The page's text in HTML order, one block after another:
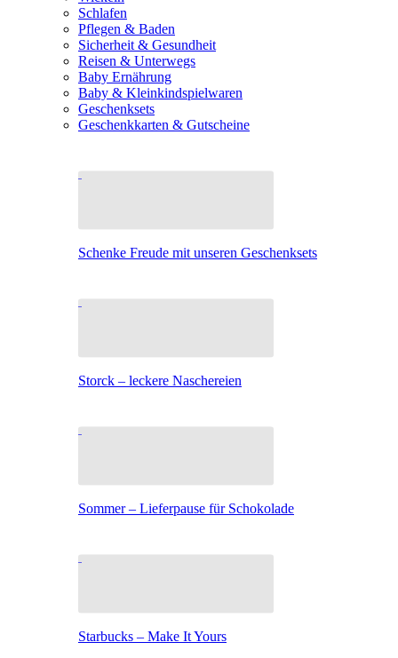
Schlafen
Pflegen & Baden
Sicherheit & Gesundheit
Reisen & Unterwegs
Baby Ernährung
Baby & Kleinkindspielwaren
Geschenksets
Geschenkkarten & Gutscheine
Schenke Freude mit unseren Geschenksets
Storck – leckere Naschereien
Sommer – Lieferpause für Schokolade
Starbucks – Make It Yours